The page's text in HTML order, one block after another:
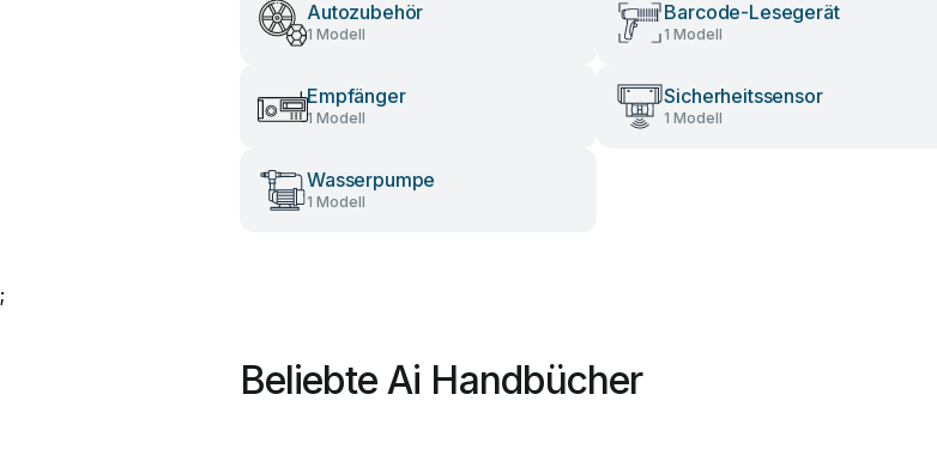
Autozubehör
1 Modell
Barcode-Lesegerät
1 Modell
Empfänger
1 Modell
Sicherheitssensor
1 Modell
Wasserpumpe
1 Modell
;
Beliebte Ai Handbücher